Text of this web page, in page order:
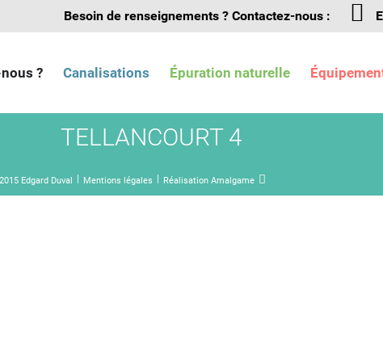
Besoin de renseignements ? Contactez-nous :
? Canalisations Épuration naturelle
TELLANCOURT 4
Edgard Duval Mentions légales Réalisation Amalgame